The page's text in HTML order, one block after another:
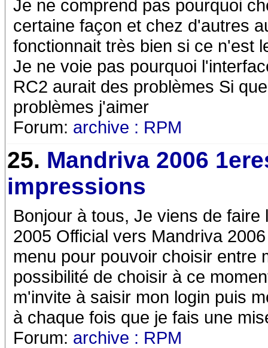
Je ne comprend pas pourquoi
certaine façon et chez d'autres
fonctionnait très bien si ce n'est
Je ne voie pas pourquoi
RC2 aurait des problèmes Si
problèmes j'aimer
Forum: archive : RPM
25. Mandriva 2006
impressions
Bonjour à tous, Je viens de
2005 Official vers Mandriva
menu pour pouvoir choisir entre
possibilité de choisir à ce
m'invite à saisir mon login puis
à chaque fois que je fais une
Forum: archive : RPM